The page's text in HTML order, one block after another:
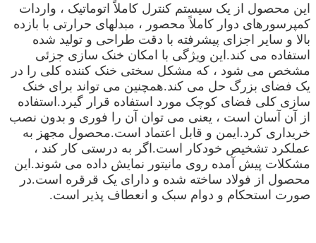
این محصول از یک سیستم کنترل کاملاً اتوماتیک ، واردات
کمپرسورهای دوار کاملاً محصور ، مبدلهای حرارتی با بازده
بالا و سایر اجزای پیشرفته با دقت طراحی و تولید شده
استفاده می کند.این ویژگی با امکان خنک سازی جزئی
مشخص می شود ، که مشکل سختی خنک کننده کلی را در
یک فضای بزرگ حل می کند.همچنین می تواند برای خنک
سازی کلی فضای کوچک مورد استفاده قرار گیرد.استفاده
از آن آسان است ، یعنی می توان آن را فوری و بدون نصب
خریداری کرد.ایمن و قابل اعتماد است.محصول مجهز به
عملکرد تشخیص خودکار است.اگر به درستی کار کند ،
مشکلات پیش آمده روی مانیتور نمایش داده می شوند.این
محصول از فولاد ساخته شده و دارای یک قرقره است.در
صورت استحکام و دوام سبک و انعطاف پذیر است.